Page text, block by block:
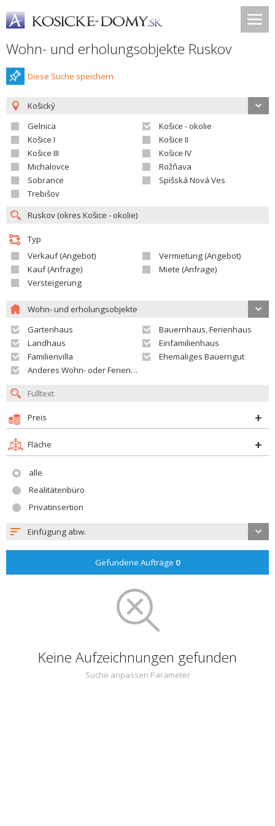
Wohn- und erholungsobjekte Ruskov
Diese Suche speichern
Košický
Gelnica
Košice - okolie
Košice I
Košice II
Košice III
Košice IV
Michalovce
Rožňava
Sobrance
Spišská Nová Ves
Trebišov
Typ
Verkauf (Angebot)
Vermietung (Angebot)
Kauf (Anfrage)
Miete (Anfrage)
Versteigerung
Wohn- und erholungsobjekte
Gartenhaus
Bauernhaus, Ferienhaus
Landhaus
Einfamilienhaus
Familienvilla
Ehemaliges Bauerngut
Anderes Wohn- oder Ferienobjekt
Preis
Fläche
alle
Realitätenbüro
Privatinsertion
Einfügung abw.
Gefundene Aufträge 0
Keine Aufzeichnungen gefunden
Suche anpassen Parameter